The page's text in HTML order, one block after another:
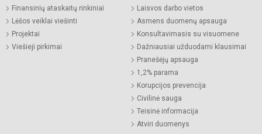
Finansinių ataskaitų rinkiniai
Lėšos veiklai viešinti
Projektai
Viešieji pirkimai
Laisvos darbo vietos
Asmens duomenų apsauga
Konsultavimasis su visuomene
Dažniausiai užduodami klausimai
Pranešėjų apsauga
1,2% parama
Korupcijos prevencija
Civilinė sauga
Teisinė informacija
Atviri duomenys